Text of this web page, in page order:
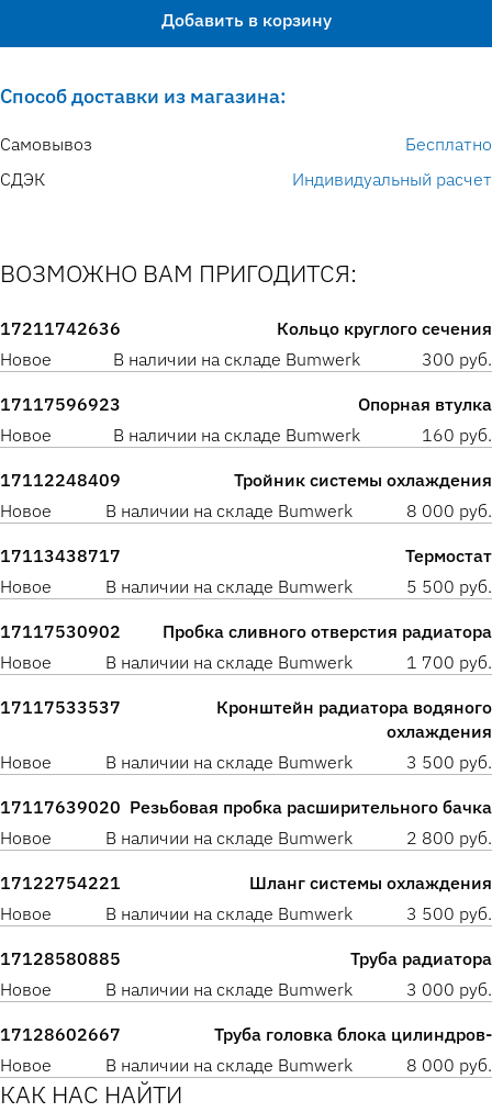
Добавить в корзину
Способ доставки из магазина:
Самовывоз
Бесплатно
СДЭК
Индивидуальный расчет
ВОЗМОЖНО ВАМ ПРИГОДИТСЯ:
17211742636
Кольцо круглого сечения
Новое
В наличии на складе Bumwerk 300 руб.
17117596923
Опорная втулка
Новое
В наличии на складе Bumwerk 160 руб.
17112248409
Тройник системы охлаждения
Новое
В наличии на складе Bumwerk 8 000 руб.
17113438717
Термостат
Новое
В наличии на складе Bumwerk 5 500 руб.
17117530902
Пробка сливного отверстия радиатора
Новое
В наличии на складе Bumwerk 1 700 руб.
17117533537
Кронштейн радиатора водяного
охлаждения
Новое
В наличии на складе Bumwerk 3 500 руб.
17117639020 Резьбовая пробка расширительного бачка
Новое
В наличии на складе Bumwerk 2 800 руб.
17122754221
Шланг системы охлаждения
Новое
В наличии на складе Bumwerk 3 500 руб.
17128580885
Труба радиатора
Новое
В наличии на складе Bumwerk 3 000 руб.
17128602667
Труба головка блока цилиндров-
Новое
В наличии на складе Bumwerk 8 000 руб.
КАК НАС НАЙТИ